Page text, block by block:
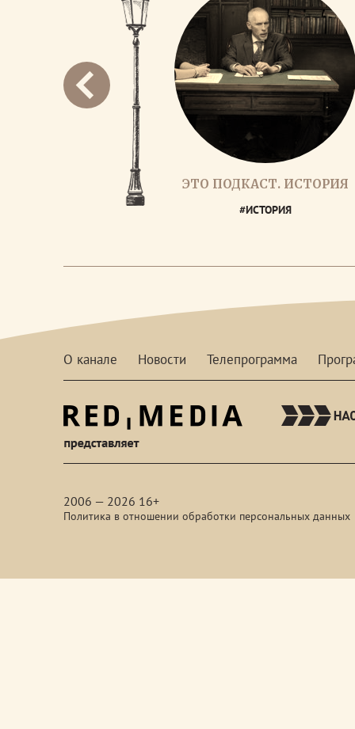
ЭТО ПОДКАСТ. ИСТОРИЯ
#ИСТОРИЯ
О канале Новости Телепрограмма
2006 — 2026 16+
Политика в отношении обработки персональных данных